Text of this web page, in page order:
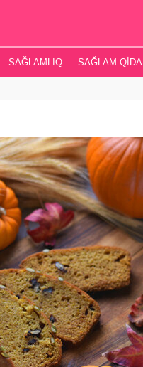
SAĞLAMLIQ SAĞLAM QIDA